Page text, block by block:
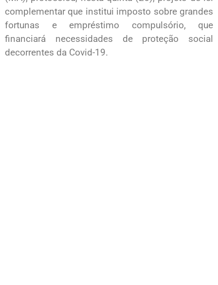
complementar que institui imposto sobre grandes
fortunas e empréstimo compulsório, que
financiará necessidades de proteção social
decorrentes da Covid-19.